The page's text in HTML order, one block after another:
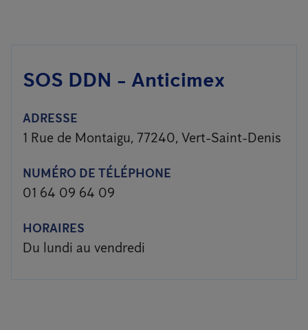
SOS DDN - Anticimex
ADRESSE
1 Rue de Montaigu, 77240, Vert-Saint-Denis
NUMÉRO DE TÉLÉPHONE
01 64 09 64 09
HORAIRES
Du lundi au vendredi